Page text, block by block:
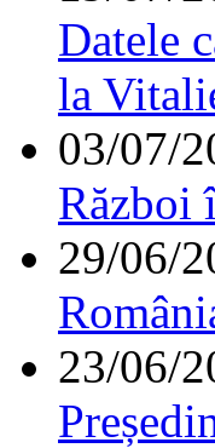
Datele
la
03/07/
Război
29/06/
23/06/